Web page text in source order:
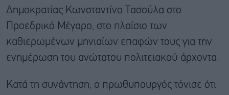
Δημοκρατίας Κωνσταντίνο Τασούλα στο
Προεδρικό Μέγαρο, στο πλαίσιο των
καθιερωμένων μηνιαίων επαφών τους για την
ενημέρωση του ανώτατου πολιτειακού άρχοντα.
Κατά τη συνάντηση, ο πρωθυπουργός τόνισε ότι